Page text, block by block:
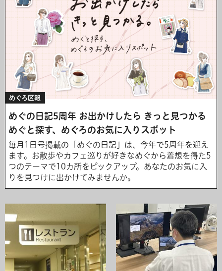
めぐろ区報
めぐの日記5周年 お出かけしたら きっと見つかる
めぐと探す、めぐろのお気に入りスポット
毎月1日号掲載の「めぐの日記」は、今年で5周年を迎え
ます。お散歩やカフェ巡りが好きなめぐから着想を得た5
つのテーマで10カ所をピックアップ。あなたのお気に入
りを見つけに出かけてみませんか。